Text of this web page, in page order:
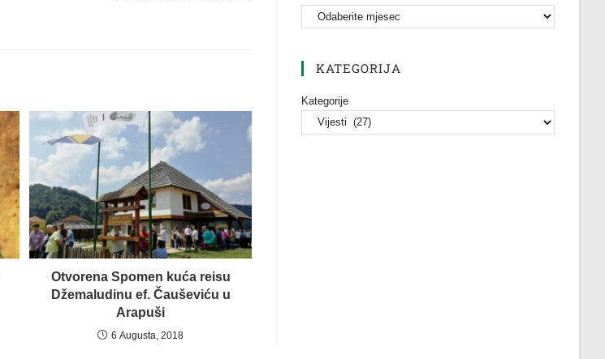
Otvorena Spomen kuća reisu
Džemaludinu ef. Čauševiću u
Arapuši
6 Augusta, 2018
KATEGORIJA
Kategorije